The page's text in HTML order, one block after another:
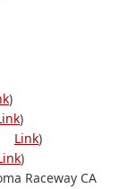
)
)
Link)
)
Raceway CA